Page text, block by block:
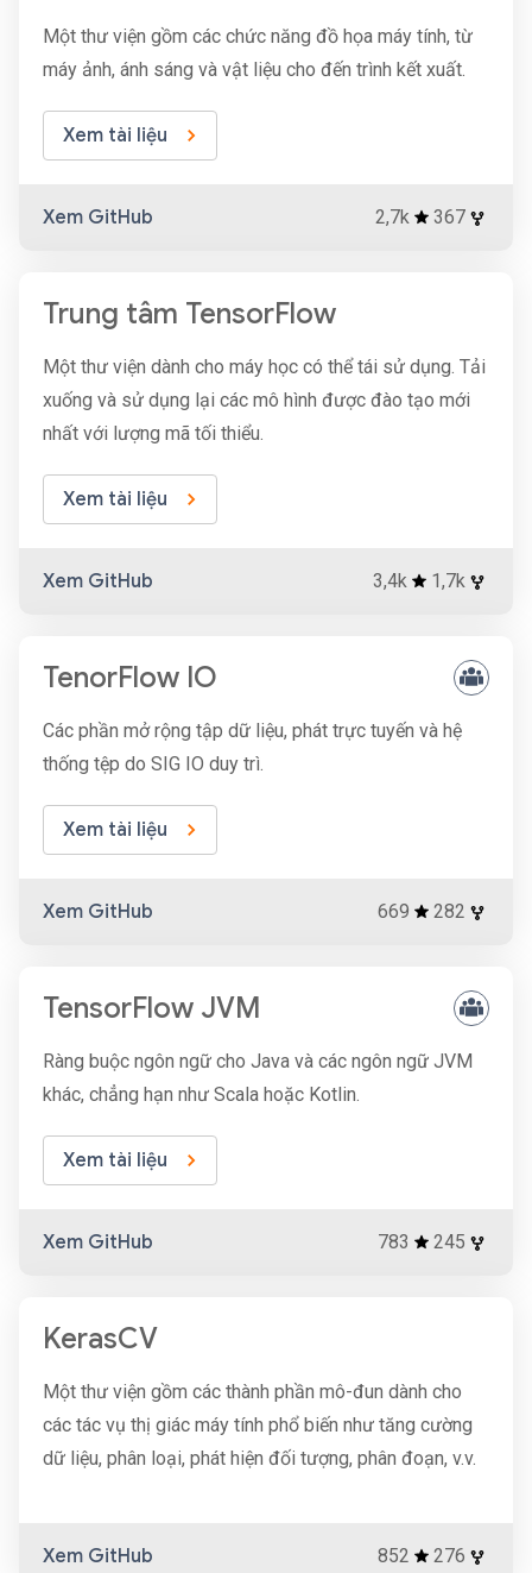
Một thư viện gồm các chức năng đồ họa máy tính, từ
máy ảnh, ánh sáng và vật liệu cho đến trình kết xuất.
Xem tài liệu
Xem GitHub 2,7k 367
Trung tâm TensorFlow
Một thư viện dành cho máy học có thể tái sử dụng. Tải
xuống và sử dụng lại các mô hình được đào tạo mới
nhất với lượng mã tối thiểu.
Xem tài liệu
Xem GitHub 3,4k 1,7k
TenorFlow IO
Các phần mở rộng tập dữ liệu, phát trực tuyến và hệ
thống tệp do SIG IO duy trì.
Xem tài liệu
Xem GitHub 669 282
TensorFlow JVM
Ràng buộc ngôn ngữ cho Java và các ngôn ngữ JVM
khác, chẳng hạn như Scala hoặc Kotlin.
Xem tài liệu
Xem GitHub 783 245
KerasCV
Một thư viện gồm các thành phần mô-đun dành cho
các tác vụ thị giác máy tính phổ biến như tăng cường
dữ liệu, phân loại, phát hiện đối tượng, phân đoạn, v.v.
Xem GitHub 852 276